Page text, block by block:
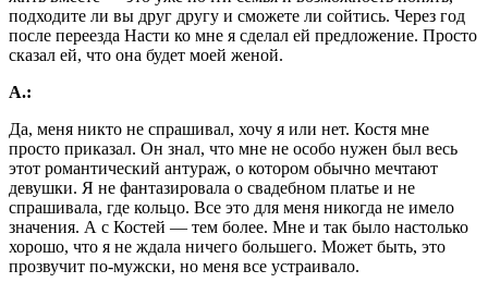
подходите ли вы друг другу и сможете ли сойтись. Через год
после переезда Насти ко мне я сделал ей предложение. Просто
сказал ей, что она будет моей женой.
А.:
Да, меня никто не спрашивал, хочу я или нет. Костя мне
просто приказал. Он знал, что мне не особо нужен был весь
этот романтический антураж, о котором обычно мечтают
девушки. Я не фантазировала о свадебном платье и не
спрашивала, где кольцо. Все это для меня никогда не имело
значения. А с Костей ― тем более. Мне и так было настолько
хорошо, что я не ждала ничего большего. Может быть, это
прозвучит по-мужски, но меня все устраивало.